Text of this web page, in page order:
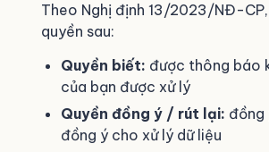
Theo Nghị định 13/2023/NĐ-
quyền sau:
Quyền biết: được thông báo
của bạn được xử lý
Quyền đồng ý / rút lại: đồng
đồng ý cho xử lý dữ liệu